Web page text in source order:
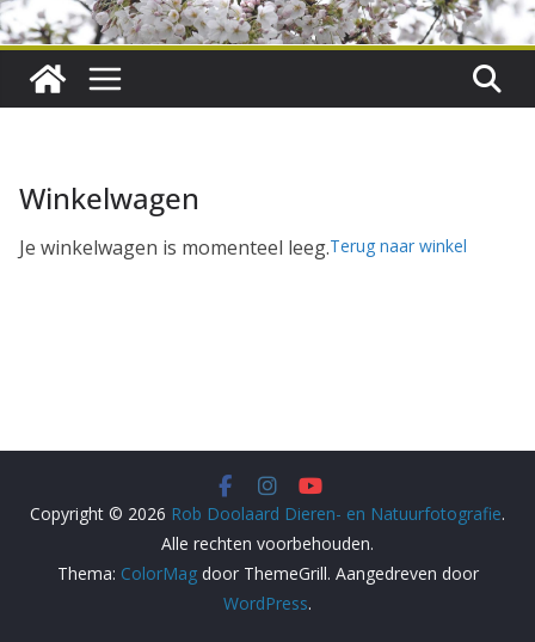
Winkelwagen
Je winkelwagen is momenteel leeg.Terug naar winkel
Copyright © 2026 Rob Doolaard Dieren- en Natuurfotografie.
Alle rechten voorbehouden.
Thema: ColorMagdoor ThemeGrill. Aangedreven door
WordPress.